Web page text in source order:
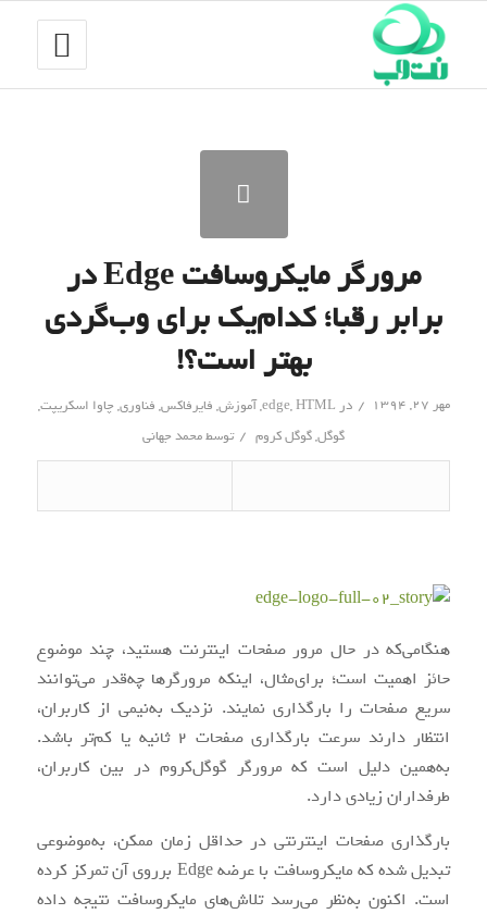
مرورگر مایکروسافت Edge در
برابر رقبا؛ کدام‌یک برای وب‌گردی
بهتر است؟!
مهر ۲۷, ۱۳۹۴ / در edge,HTML
,آموزش, فایرفاکس, فناوری,چاوا اسکریپت,
گوگل,گوگل کروم / توسطمحمد جهانی
هنگامی‌که در حال مرور صفحات اینترنت هستید، چند موضوع
حائز اهمیت است؛ برای‌مثال، اینکه مرورگرها چه‌قدر می‌توانند
سریع صفحات را بارگذاری نمایند. نزدیک به‌نیمی از کاربران،
انتظار دارند سرعت بارگذاری صفحات 2 ثانیه یا کم‌تر باشد.
به‌همین دلیل است که مرورگر گوگل‌کروم در بین کاربران،
طرفداران زیادی دارد.
بارگذاری صفحات اینترنتی در حداقل زمان ممکن، به‌موضوعی
تبدیل شده که مایکروسافت با عرضه Edge برروی آن تمرکز کرده
است. اکنون به‌نظر می‌رسد تلاش‌های مایکروسافت نتیجه داده